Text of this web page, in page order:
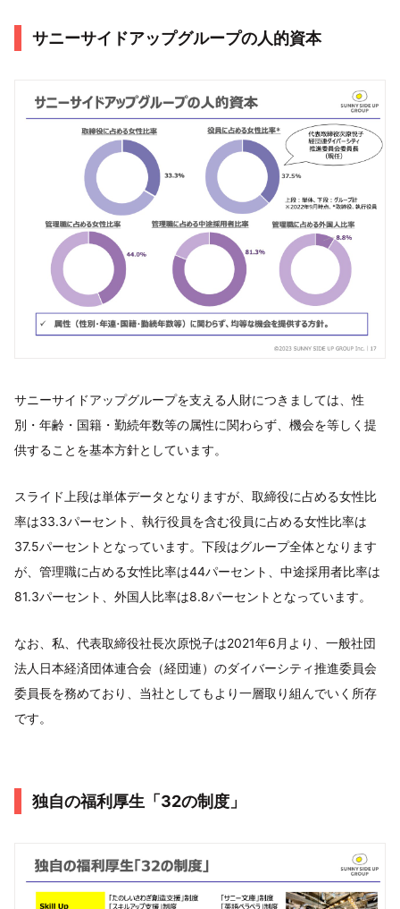
サニーサイドアップグループの人的資本
サニーサイドアップグループを支える人財につきましては、性
別・年齢・国籍・勤続年数等の属性に関わらず、機会を等しく提
供することを基本方針としています。
スライド上段は単体データとなりますが、取締役に占める女性比
率は33.3パーセント、執行役員を含む役員に占める女性比率は
37.5パーセントとなっています。下段はグループ全体となります
が、管理職に占める女性比率は44パーセント、中途採用者比率は
81.3パーセント、外国人比率は8.8パーセントとなっています。
なお、私、代表取締役社長次原悦子は2021年6月より、一般社団
法人日本経済団体連合会（経団連）のダイバーシティ推進委員会
委員長を務めており、当社としてもより一層取り組んでいく所存
です。
独自の福利厚生「32の制度」